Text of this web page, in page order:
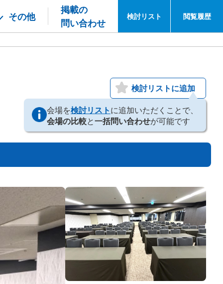
その他
掲載の
問い合わせ
検討リスト 閲覧履歴
検討リストに追加
会場を検討リストに追加いただくことで、
会場の比較と一括問い合わせが可能です